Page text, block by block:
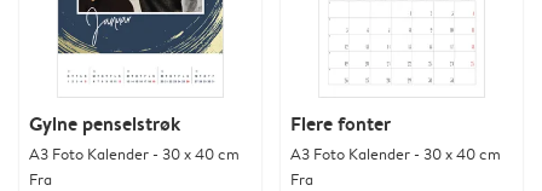
Gylne penselstrøk
A3 Foto Kalender - 30 x 40 cm
Fra
Flere fonter
A3 Foto Kalender - 30 x 40 cm
Fra